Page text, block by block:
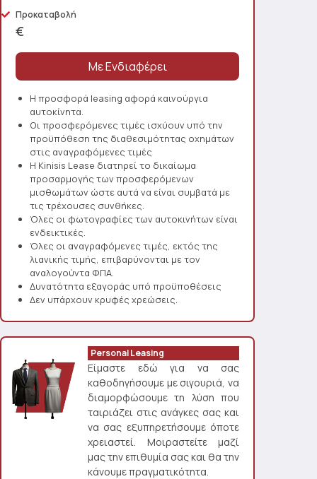
Προκαταβολή
€
Η προσφορά leasing αφορά καινούργια
αυτοκίνητα.
Οι προσφερόμενες τιμές ισχύουν υπό την
προϋπόθεση της διαθεσιμότητας οχημάτων
στις αναγραφόμενες τιμές
Η Kinisis Lease διατηρεί το δικαίωμα
προσαρμογής των προσφερόμενων
μισθωμάτων ώστε αυτά να είναι συμβατά με
τις τρέχουσες συνθήκες.
Όλες οι φωτογραφίες των αυτοκινήτων είναι
ενδεικτικές.
Όλες οι αναγραφόμενες τιμές, εκτός της
λιανικής τιμής, επιβαρύνονται με τον
αναλογούντα ΦΠΑ.
Δυνατότητα εξαγοράς υπό προϋποθέσεις
Δεν υπάρχουν κρυφές χρεώσεις.
Personal Leasing
Είμαστε εδώ για να σας
καθοδηγήσουμε με σιγουριά, να
διαμορφώσουμε τη λύση που
ταιριάζει στις ανάγκες σας και
να σας εξυπηρετήσουμε όποτε
χρειαστεί. Μοιραστείτε μαζί
μας την επιθυμία σας και θα την
κάνουμε πραγματικότητα.